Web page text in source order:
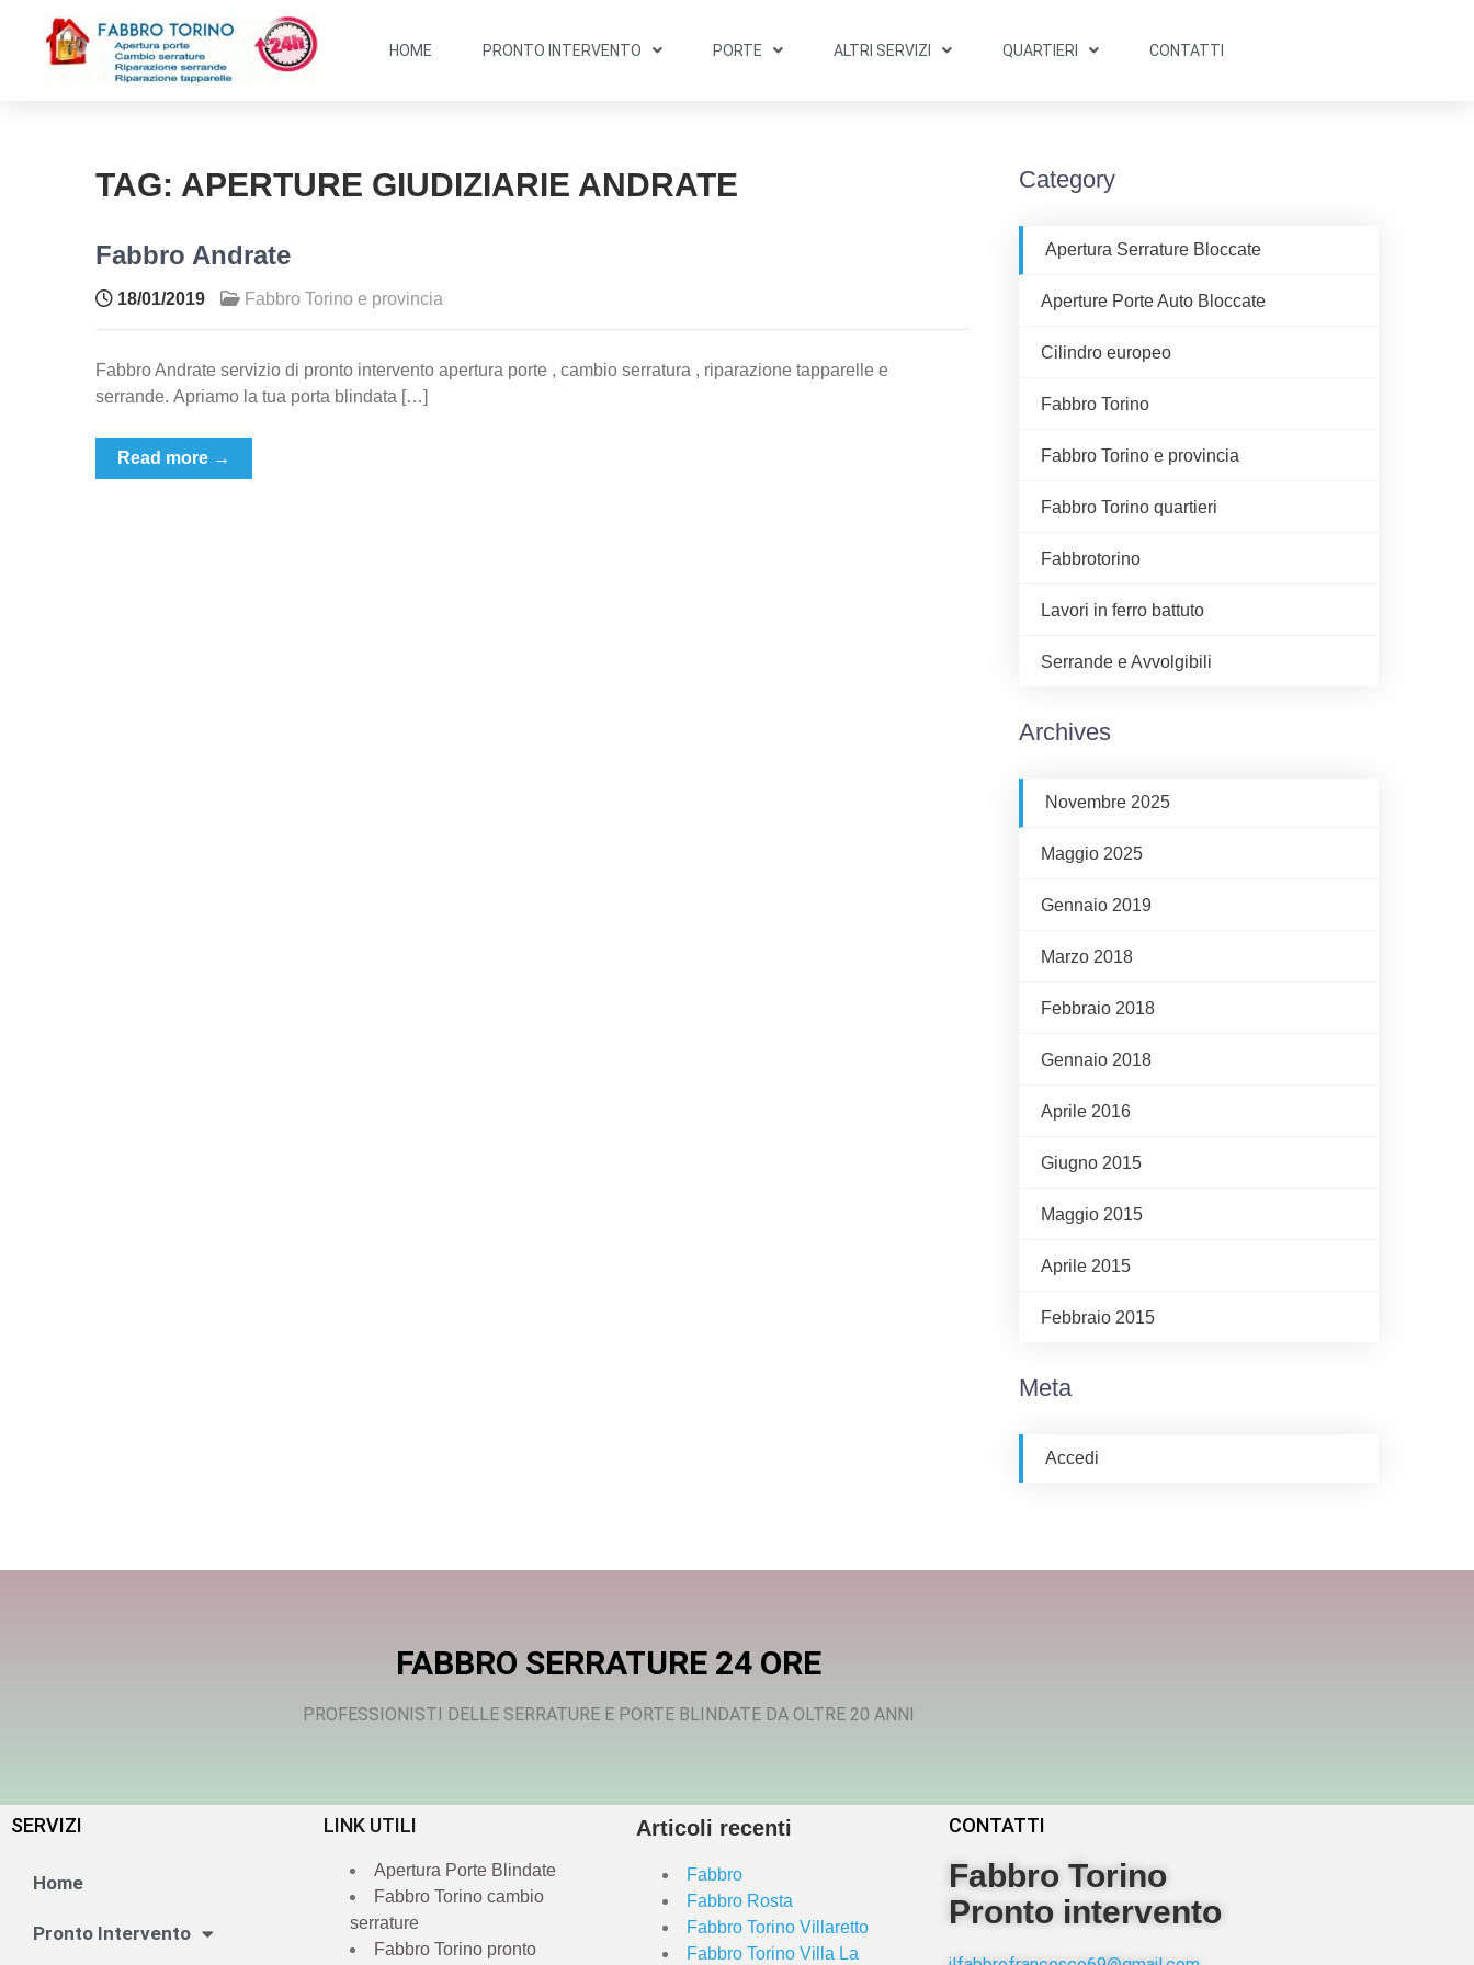
HOME PRONTO INTERVENTO PORTE ALTRI SERVIZI QUARTIERI CONTATTI
TAG: APERTURE GIUDIZIARIE ANDRATE
Fabbro Andrate
18/01/2019 Fabbro Torino e provincia
Fabbro Andrate servizio di pronto intervento apertura porte , cambio serratura , riparazione tapparelle e
serrande. Apriamo la tua porta blindata […]
Read more →
Category
Apertura Serrature Bloccate
Aperture Porte Auto Bloccate
Cilindro europeo
Fabbro Torino
Fabbro Torino e provincia
Fabbro Torino quartieri
Fabbrotorino
Lavori in ferro battuto
Serrande e Avvolgibili
Archives
Novembre 2025
Maggio 2025
Gennaio 2019
Marzo 2018
Febbraio 2018
Gennaio 2018
Aprile 2016
Giugno 2015
Maggio 2015
Aprile 2015
Febbraio 2015
Meta
Accedi
FABBRO SERRATURE 24 ORE
PROFESSIONISTI DELLE SERRATURE E PORTE BLINDATE DA OLTRE 20 ANNI
SERVIZI
Home
Pronto Intervento
LINK UTILI
Apertura Porte Blindate
Fabbro Torino cambio
serrature
Fabbro Torino pronto
Articoli recenti
Fabbro
Fabbro Rosta
Fabbro Torino Villaretto
Fabbro Torino Villa La
CONTATTI
Fabbro Torino
Pronto intervento